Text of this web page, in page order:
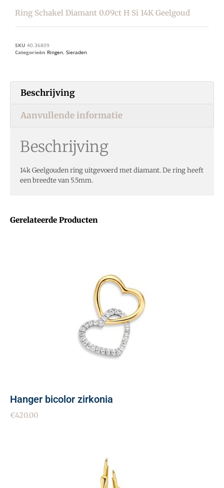
Gerelateerde Producten
Hanger bicolor zirkonia
€420.00
Ring Schakel Diamant 0.09ct H Si 14K Geelgoud
SKU 40.36809
Categorieën Ringen, Sieraden
Beschrijving
Aanvullende informatie
Beschrijving
14k Geelgouden ring uitgevoerd met diamant. De ring heeft
een breedte van 5.5mm.